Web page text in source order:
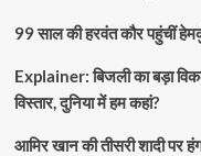
99 साल की हरवंत कौर पहुंचीं
Explainer: बिजली का बड़ा
विस्तार, दुनिया में हम कहां?
आमिर खान की तीसरी शादी पर